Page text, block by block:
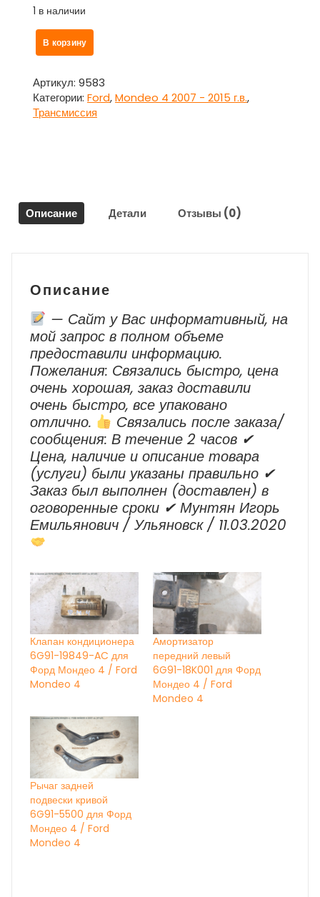
1 в наличии
Количество
товара
передний
левый
6G91-
4
/
В корзину
Артикул: 9583
Категории: Ford,Mondeo 4 2007 - 2015 г.в.,
Трансмиссия
Описание Детали Отзывы (0)
Описание
— Сайт у Вас информативный, на
мой запрос в полном объеме
предоставили информацию.
Пожелания: Связались быстро, цена
очень хорошая, заказ доставили
очень быстро, все упаковано
отлично.
Cвязались после заказа/
сообщения: В течение 2 часов ✔
Цена, наличие и описание товара
(услуги) были указаны правильно ✔
Заказ был выполнен (доставлен) в
оговоренные сроки ✔ Мунтян Игорь
Емильянович / Ульяновск / 11.03.2020
Клапан кондиционера
6G91-19849-AC для
Форд Мондео 4 / Ford
Mondeo 4
Амортизатор
передний левый
6G91-18K001 для Форд
Мондео 4 / Ford
Mondeo 4
Рычаг задней
подвески кривой
6G91-5500 для Форд
Мондео 4 / Ford
Mondeo 4